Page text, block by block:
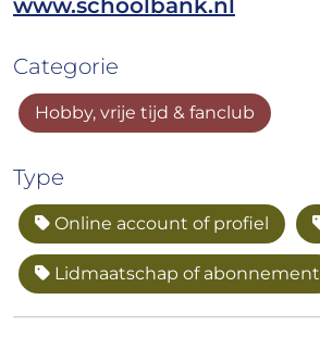
www.schoolbank.nl
Categorie
Hobby, vrije tijd & fanclub
Type
Online account of profiel
Lidmaatschap of abonnement